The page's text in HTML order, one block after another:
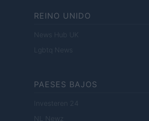
REINO UNIDO
News Hub UK
Lgbtq News
PAESES BAJOS
Investeren 24
NL Newz